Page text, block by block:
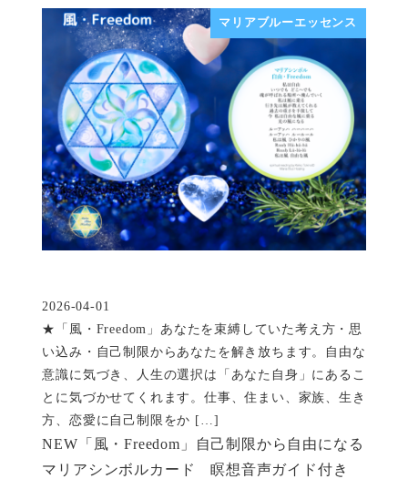
マリアブルーエッセンス
NEW「風・Freedom」自己制限から自由になる
マリアシンボルカード 瞑想音声ガイド付き
★「風・Freedom」あなたを束縛していた考え方・思
い込み・自己制限からあなたを解き放ちます。自由な
意識に気づき、人生の選択は「あなた自身」にあるこ
とに気づかせてくれます。仕事、住まい、家族、生き
方、恋愛に自己制限をか […]
2026-04-01